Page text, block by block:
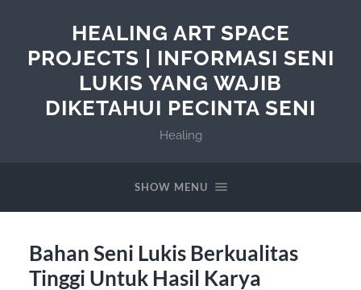
HEALING ART SPACE
PROJECTS | INFORMASI SENI
LUKIS YANG WAJIB
DIKETAHUI PECINTA SENI
Healing
SHOW MENU
Bahan Seni Lukis Berkualitas
Tinggi Untuk Hasil Karya